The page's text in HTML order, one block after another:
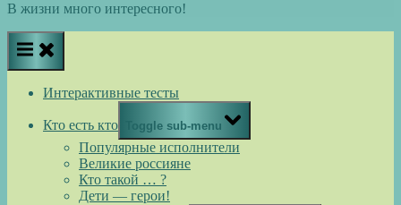
В жизни много интересного!
Интерактивные тесты
Кто есть кто Toggle sub-menu
Популярные исполнители
Великие россияне
Кто такой … ?
Дети — герои!